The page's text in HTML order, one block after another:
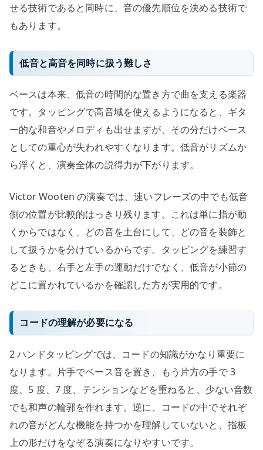
せる技術であると同時に、音の優先順位を決める技術で
もあります。
低音と高音を同時に扱う難しさ
ベースは本来、低音の時間的な置き方で曲を支える楽器
です。タッピングで高音域を使えるようになると、ギタ
ー的な和音やメロディも出せますが、その分だけベース
としての重心が失われやすくなります。低音がリズムか
ら浮くと、演奏全体の説得力が下がります。
Victor Wooten の演奏では、速いフレーズの中でも低音
側の位置が比較的はっきり残ります。これは単に指が動
くからではなく、どの音を土台にして、どの音を装飾と
して扱うかを分けているからです。タッピングを練習す
るときも、右手と左手の運動だけでなく、低音が小節の
どこに置かれているかを確認した方が実用的です。
コードの理解が必要になる
2 ハンドタッピングでは、コードの知識がかなり重要に
なります。片手でベース音を置き、もう片方の手で 3
度、5 度、7 度、テンションなどを重ねると、少ない音数
でも和声の輪郭を作れます。逆に、コードの中でそれぞ
れの音がどんな機能を持つかを理解していないと、指板
上の形だけをなぞる演奏になりやすいです。